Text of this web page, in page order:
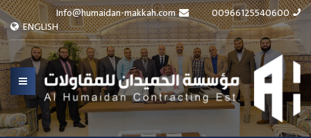
00966125540600
Info@humaidan-makkah.com
ENGLISH